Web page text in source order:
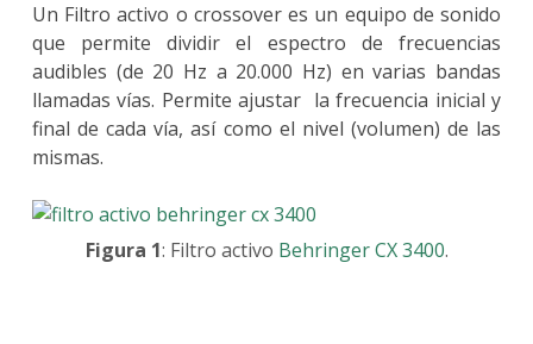
Un Filtro activo o crossover es un equipo de sonido
que permite dividir el espectro de frecuencias
audibles (de 20 Hz a 20.000 Hz) en varias bandas
llamadas vías. Permite ajustar la frecuencia inicial y
final de cada vía, así como el nivel (volumen) de las
mismas.
Figura 1: Filtro activo Behringer CX 3400.